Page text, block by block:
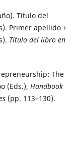
Título del
Primer apellido +
Título del libro en
The
(Eds.), Handbook
(pp. 113–130).